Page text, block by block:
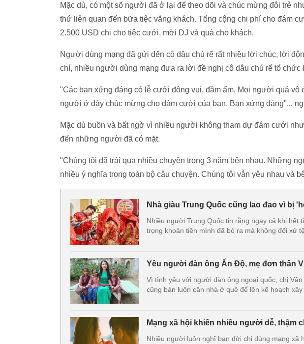
Mặc dù, có một số người đã ở lại để theo dõi và chúc mừng đôi trẻ
thứ liên quan đến bữa tiệc vắng khách. Tổng cộng chi phí cho đám
2.500 USD chi cho tiệc cưới, mời DJ và quà cho khách.
Người dùng mạng đã gửi đến cô dâu chú rể rất nhiều lời chúc, lời
chí, nhiều người dùng mạng đưa ra lời đề nghị cô dâu chú rể tổ
"Các bạn xứng đáng có lễ cưới đông vui, đầm ấm. Mọi người quá vô
người ở đây chúc mừng cho đám cưới của bạn. Bạn xứng đáng"...
Mặc dù buồn và bất ngờ vì nhiều người không tham dự đám cưới
đến những người đã có mặt.
"Chúng tôi đã trải qua nhiều chuyện trong 3 năm bên nhau. Những
nhiều ý nghĩa trong toàn bộ câu chuyện. Chúng tôi vẫn yêu nhau và
Nhà giàu Trung Quốc cũng lao đao vì bị
Nhiều người Trung Quốc tin rằng ngay cả khi hết
trọng khoản tiền mình đã bỏ ra mà không đối xử
Yêu người đàn ông Ấn Độ, mẹ đơn thân
Vì tình yêu với người đàn ông ngoại quốc, chị
cũng bán luôn căn nhà ở quê để lên kế hoạch xây
Mạng xã hội khiến nhiều người dễ, thậm
Nhiều người luôn nghĩ bạn đời chỉ dùng mạng xã